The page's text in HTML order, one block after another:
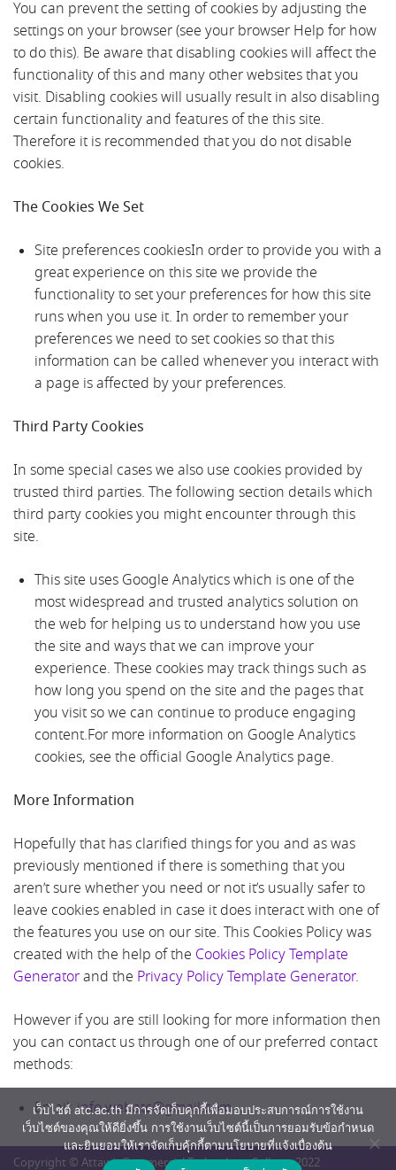
You can prevent the setting of cookies by adjusting the
settings on your browser (see your browser Help for how
to do this). Be aware that disabling cookies will affect the
functionality of this and many other websites that you
visit. Disabling cookies will usually result in also disabling
certain functionality and features of the this site.
Therefore it is recommended that you do not disable
cookies.
The Cookies We Set
Site preferences cookiesIn order to provide you with a
great experience on this site we provide the
functionality to set your preferences for how this site
runs when you use it. In order to remember your
preferences we need to set cookies so that this
information can be called whenever you interact with
a page is affected by your preferences.
Third Party Cookies
In some special cases we also use cookies provided by
trusted third parties. The following section details which
third party cookies you might encounter through this
site.
This site uses Google Analytics which is one of the
most widespread and trusted analytics solution on
the web for helping us to understand how you use
the site and ways that we can improve your
experience. These cookies may track things such as
how long you spend on the site and the pages that
you visit so we can continue to produce engaging
content.For more information on Google Analytics
cookies, see the official Google Analytics page.
More Information
Hopefully that has clarified things for you and as was
previously mentioned if there is something that you
aren’t sure whether you need or not it’s usually safer to
leave cookies enabled in case it does interact with one of
the features you use on our site. This Cookies Policy was
created with the help of the Cookies Policy Template
Generatorand the Privacy Policy Template Generator.
However if you are still looking for more information then
you can contact us through one of our preferred contact
methods:
Email:info.webatc@gmail.com
Copyright © Attawit Commercial Technology College. 2022
เว็บไซต์ atc.ac.th มีการจัดเก็บคุกกี้เพื่อมอบประสบการณ์การใช้งาน
เว็บไซต์ของคุณให้ดียิ่งขึ้น การใช้งานเว็บไซต์นี้เป็นการยอมรับข้อกำหนด
และยินยอมให้เราจัดเก็บคุ้กกี้ตามนโยบายที่แจ้งเบื่องต้น